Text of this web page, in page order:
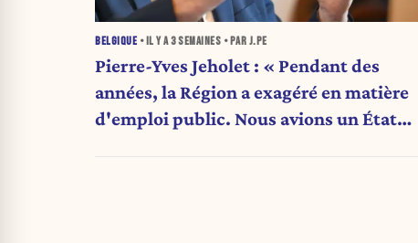
BELGIQUE • IL Y A3 SEMAINES • PAR J.PE
Pierre-Yves Jeholet : « Pendant des
années, la Région a exagéré en matière
d'emploi public. Nous avions un État